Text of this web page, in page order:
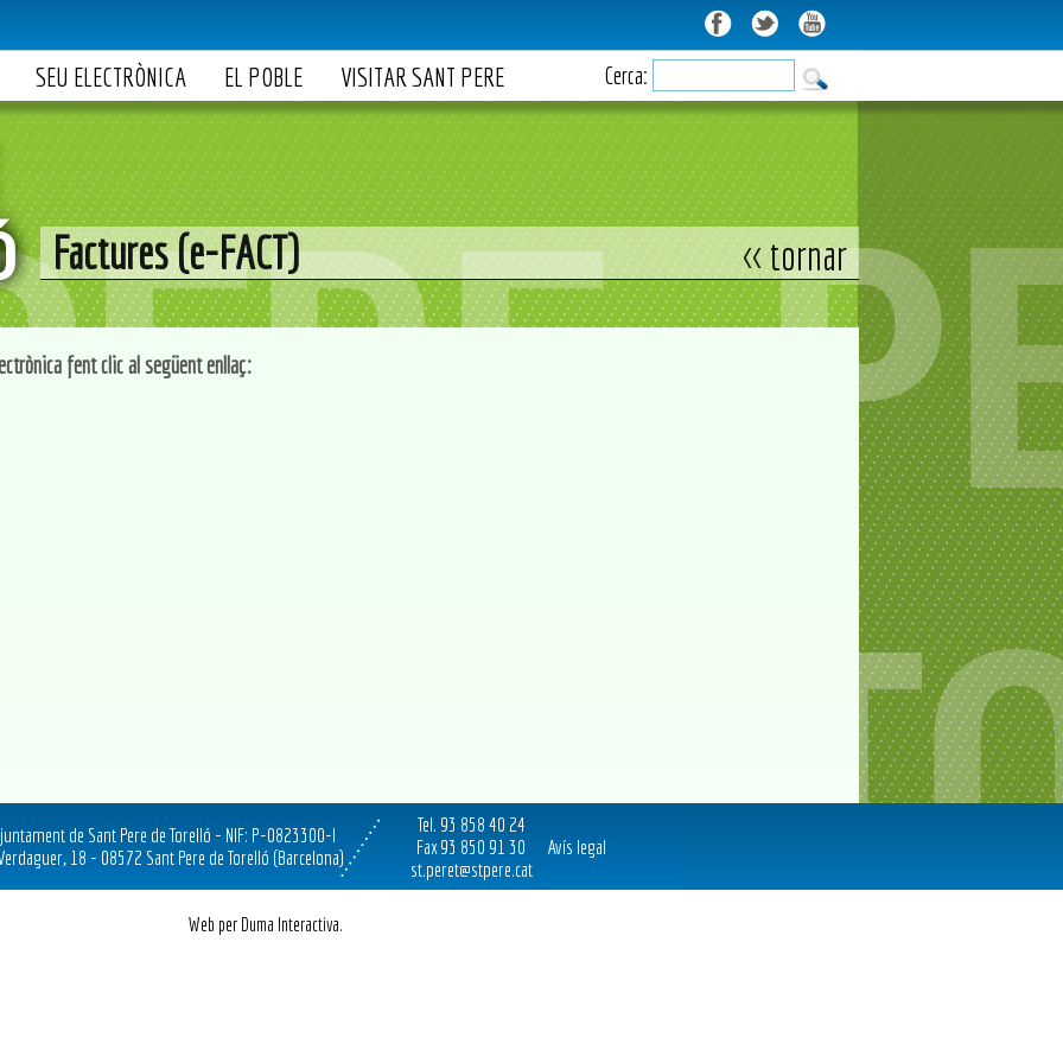
SEU ELECTRÒNICA EL POBLE VISITAR SANT PERE Cerca:
Factures (e-FACT) << tornar
fent clic al següent enllaç:
de Sant Pere de Torelló - NIF: P-0823300-I
18 - 08572 Sant Pere de Torelló (Barcelona)
Tel. 93 858 40 24
Fax 93 850 91 30
st.peret@stpere.cat
Avís legal
Web per Duma Interactiva.